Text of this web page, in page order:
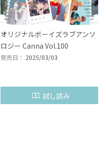
オリジナルボーイズラブアンソ
ロジー Canna Vol.100
発売日： 2025/03/03
試し読み